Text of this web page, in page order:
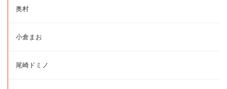
奥村
小倉まお
尾崎ドミノ